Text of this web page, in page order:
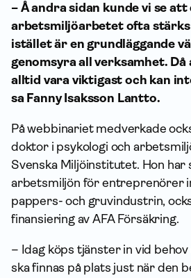
– Å andra sidan kunde vi se
arbetsmiljöarbetet ofta
istället är en grundläggande
genomsyra all verksamhet. Då
alltid vara viktigast och kan
sa Fanny Isaksson Lantto.
På webbinariet medverkade
doktor i psykologi och
Svenska Miljöinstitutet. Hon
arbetsmiljön för entreprenörer
pappers- och gruvindustrin,
finansiering av AFA Försäkring.
– Idag köps tjänster in vid
ska finnas på plats just när den